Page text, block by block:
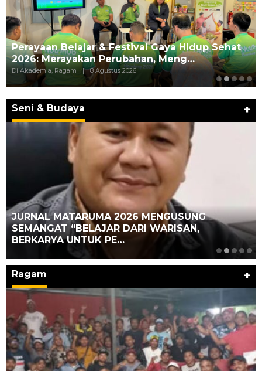
Perayaan Belajar & Festival Gaya Hidup Sehat
2026: Merayakan Perubahan, Meng…
Di Akademia, Ragam | 8 Agustus 2026
Seni & Budaya +
JURNAL MATARUMA 2026 MENGUSUNG
SEMANGAT “BELAJAR DARI WARISAN,
BERKARYA UNTUK PE…
Ragam +